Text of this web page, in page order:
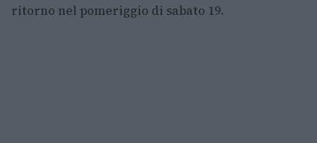
ritorno nel pomeriggio di sabato 19.